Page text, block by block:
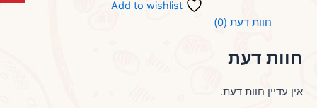
Add to wishlist
חוות דעת (0)
חוות דעת
אין עדיין חוות דעת.